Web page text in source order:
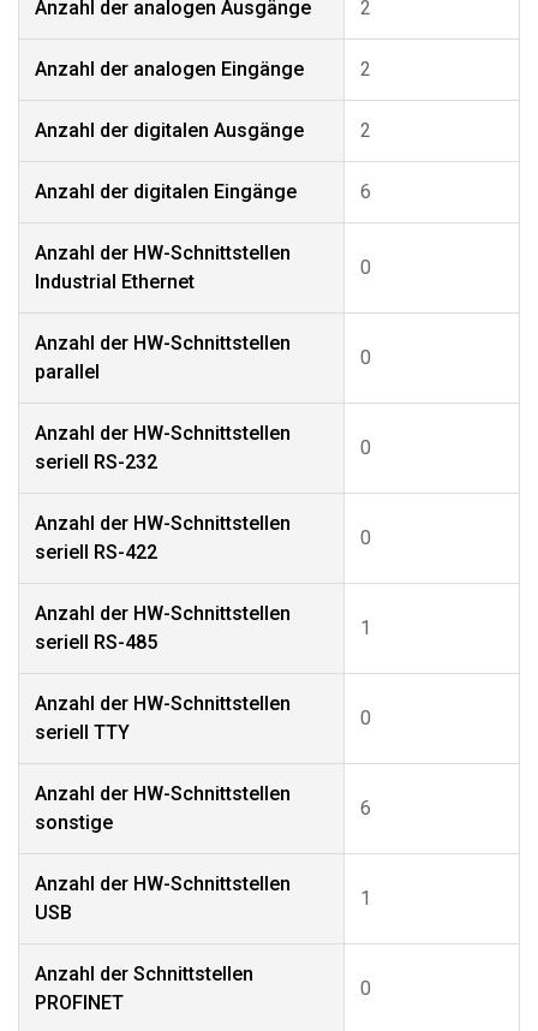
Anzahl der analogen Ausgänge 2
Anzahl der analogen Eingänge 2
Anzahl der digitalen Ausgänge 2
Anzahl der digitalen Eingänge 6
Anzahl der HW-Schnittstellen
Industrial Ethernet
0
Anzahl der HW-Schnittstellen
parallel
0
Anzahl der HW-Schnittstellen
seriell RS-232
0
Anzahl der HW-Schnittstellen
seriell RS-422
0
Anzahl der HW-Schnittstellen
seriell RS-485
1
Anzahl der HW-Schnittstellen
seriell TTY
0
Anzahl der HW-Schnittstellen
sonstige
6
Anzahl der HW-Schnittstellen
USB
1
Anzahl der Schnittstellen
PROFINET
0